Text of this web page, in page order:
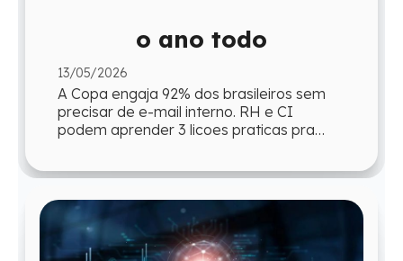
o ano todo
13/05/2026
A Copa engaja 92% dos brasileiros sem
precisar de e-mail interno. RH e CI
podem aprender 3 licoes praticas pra